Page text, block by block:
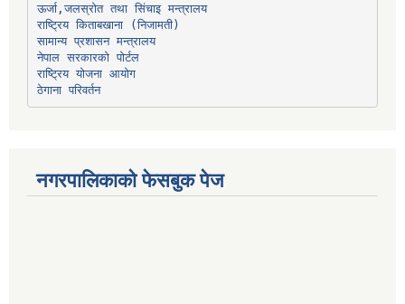
ऊर्जा,जलस्रोत तथा सिंचाइ मन्त्रालय
सामान्य प्रशासन मन्त्रालय
नेपाल सरकारको पोर्टल
राष्ट्रिय योजना आयोग
ठेगाना परिवर्तन
नगरपालिकाको फेसबुक पेज